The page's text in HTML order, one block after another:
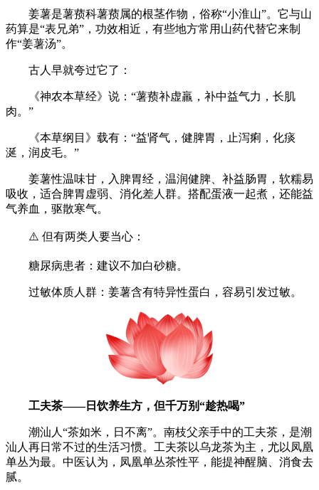
姜薯是薯蓣科薯蓣属的根茎作物，俗称“小淮山”。它与山
药算是“表兄弟”，功效相近，有些地方常用山药代替它来制
作“姜薯汤”。
古人早就夸过它了：
《神农本草经》说：“薯蓣补虚羸，补中益气力，长肌
肉。”
《本草纲目》载有：“益肾气，健脾胃，止泻痢，化痰
涎，润皮毛。”
姜薯性温味甘，入脾胃经，温润健脾、补益肠胃，软糯易
吸收，适合脾胃虚弱、消化差人群。搭配蛋液一起煮，还能益
气养血，驱散寒气。
⚠️ 但有两类人要当心：
糖尿病患者：建议不加白砂糖。
过敏体质人群：姜薯含有特异性蛋白，容易引发过敏。
工夫茶——日饮养生方，但千万别“趁热喝”
潮汕人“茶如米，日不离”。南枝父亲手中的工夫茶，是潮
汕人再日常不过的生活习惯。工夫茶以乌龙茶为主，尤以凤凰
单丛为最。中医认为，凤凰单丛茶性平，能提神醒脑、消食去
腻。